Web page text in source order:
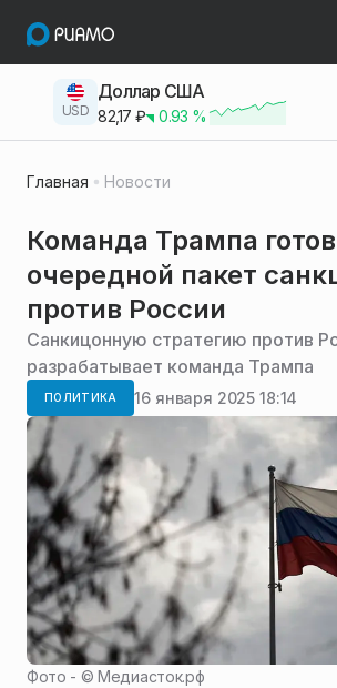
USD
Доллар США
82,17 ₽ 0.93 %
Главная Новости
Команда Трампа
очередной пакет
против России
Санкицонную стратегию против
разрабатывает команда Трампа
ПОЛИТИКА 16 января 2025 18:14
Фото - ©Медиасток.рф